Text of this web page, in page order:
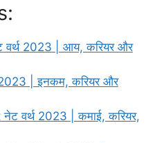
वर्थ 2023 | आय, करियर और
| इनकम, करियर और
वर्थ 2023 | कमाई, करियर,